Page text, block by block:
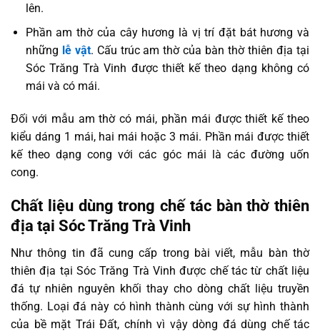
lên.
Phần am thờ của cây hương là vị trí đặt bát hương và
những lễ vật. Cấu trúc am thờ của bàn thờ thiên địa tại
Sóc Trăng Trà Vinh được thiết kế theo dạng không có
mái và có mái.
Đối với mẫu am thờ có mái, phần mái được thiết kế theo
kiểu dáng 1 mái, hai mái hoặc 3 mái. Phần mái được thiết
kế theo dạng cong với các góc mái là các đường uốn
cong.
Chất liệu dùng trong chế tác bàn thờ thiên
địa tại Sóc Trăng Trà Vinh
Như thông tin đã cung cấp trong bài viết, mẫu bàn thờ
thiên địa tại Sóc Trăng Trà Vinh được chế tác từ chất liệu
đá tự nhiên nguyên khối thay cho dòng chất liệu truyền
thống. Loại đá này có hình thành cùng với sự hình thành
của bề mặt Trái Đất, chính vì vậy dòng đá dùng chế tác